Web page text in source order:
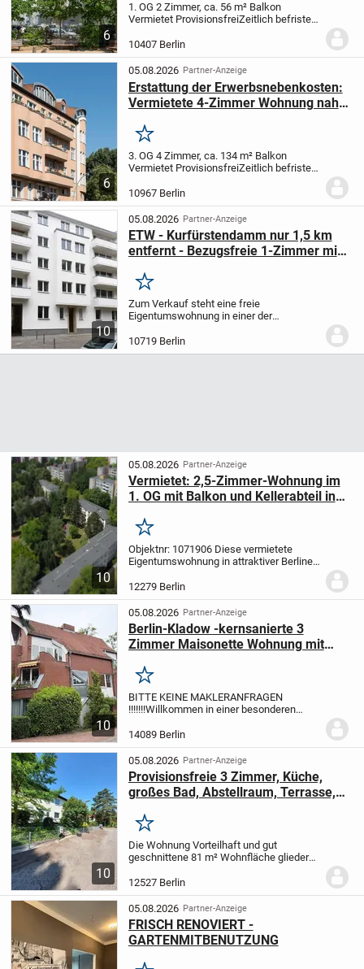
6
1. OG 2 Zimmer, ca. 56 m²Balkon
VermietetProvisionsfreiZeitlich befristete
erstattet dem Käufer bei Abschluss des
notariellen Kaufvertrags bis zum...
10407 Berlin
6
05.08.2026 Partner-Anzeige
Erstattung der Erwerbsnebenkosten:
Vermietete 4-Zimmer Wohnung nahe
Merken
3. OG 4 Zimmer, ca. 134 m²Balkon
VermietetProvisionsfreiZeitlich befristete
erstattet dem Käufer bei Abschluss des
notariellen Kaufvertrags bis zum...
10967 Berlin
10
05.08.2026 Partner-Anzeige
ETW - Kurfürstendamm nur 1,5 km
entfernt - Bezugsfreie 1-Zimmer mit
Merken
Zum Verkauf steht eine freie
Eigentumswohnung in einer der
Charlottenburg. Die Wohnung eignet sich
sowohl zur Eigennutzung als auch als
10719 Berlin
10
05.08.2026 Partner-Anzeige
Vermietet: 2,5-Zimmer-Wohnung im
1. OG mit Balkon und Kellerabteil in
Merken
Objektnr: 1071906 Diese vermietete
Eigentumswohnung in attraktiver Berliner
Gelegenheit, in einen der gefragtesten
Wohnungsmärkte Deutschlands zu
investieren...
12279 Berlin
10
05.08.2026 Partner-Anzeige
Berlin-Kladow -kernsanierte 3
Zimmer Maisonette Wohnung mit
Merken
BITTE KEINE MAKLERANFRAGEN
!!!!!!!Willkommen in einer besonderen
separaten Eingang (Haus in Haus
Konzept) und kleinem
GartenbereichDiese moderne und
hochwertige...
14089 Berlin
10
05.08.2026 Partner-Anzeige
Provisionsfreie 3 Zimmer, Küche,
großes Bad, Abstellraum, Terrasse,
Waschkeller, eigene separate
Tiefgarage !
Merken
Die Wohnung Vorteilhaft und gut
geschnittene 81 m² Wohnfläche gliedern
Küche, Diele, Abstellraum und ein 8 m²
großes Bad. Sämtliche Fenster und die
Terrassentür der...
12527 Berlin
05.08.2026 Partner-Anzeige
FRISCH RENOVIERT -
GARTENMITBENUTZUNG